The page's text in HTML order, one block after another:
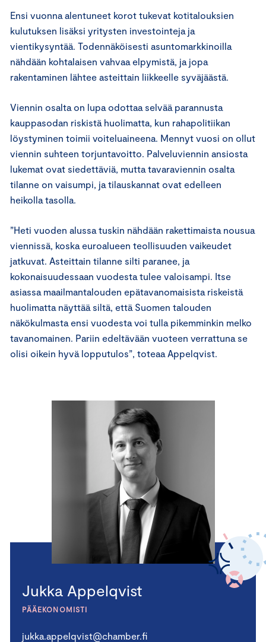
Ensi vuonna alentuneet korot tukevat kotitalouksien
kulutuksen lisäksi yritysten investointeja ja
vientikysyntää. Todennäköisesti asuntomarkkinoilla
nähdään kohtalaisen vahvaa elpymistä, ja jopa
rakentaminen lähtee asteittain liikkeelle syväjäästä.
Viennin osalta on lupa odottaa selvää parannusta
kauppasodan riskistä huolimatta, kun rahapolitiikan
löystyminen toimii voiteluaineena. Mennyt vuosi on ollut
viennin suhteen torjuntavoitto. Palveluviennin ansiosta
lukemat ovat siedettäviä, mutta tavaraviennin osalta
tilanne on vaisumpi, ja tilauskannat ovat edelleen
heikolla tasolla.
”Heti vuoden alussa tuskin nähdään rakettimaista nousua
viennissä, koska euroalueen teollisuuden vaikeudet
jatkuvat. Asteittain tilanne silti paranee, ja
kokonaisuudessaan vuodesta tulee valoisampi. Itse
asiassa maailmantalouden epätavanomaisista riskeistä
huolimatta näyttää siltä, että Suomen talouden
näkökulmasta ensi vuodesta voi tulla pikemminkin melko
tavanomainen. Pariin edeltävään vuoteen verrattuna se
olisi oikein hyvä lopputulos”, toteaa Appelqvist.
Jukka Appelqvist
PÄÄEKONOMISTI
jukka.appelqvist@chamber.fi